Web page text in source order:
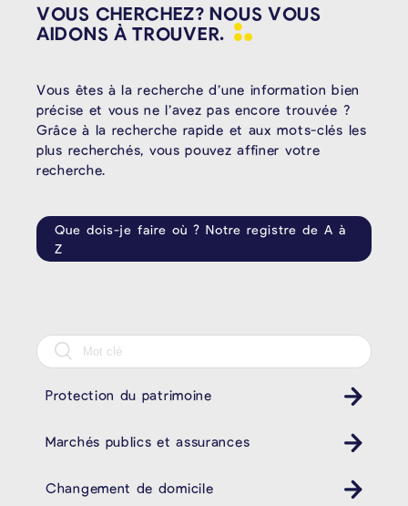
VOUS CHERCHEZ? NOUS VOUS
AIDONS ÀTROUVER.
Vous êtes à la recherche d’une information bien
précise et vous ne l’avez pas encore trouvée ?
Grâce à la recherche rapide et aux mots-clés les
plus recherchés, vous pouvez affiner votre
recherche.
Que dois-je faire où ? Notre registre de A à
Z
Protection du patrimoine
Marchés publics et assurances
Changement de domicile